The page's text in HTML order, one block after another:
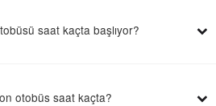
saat kaçta başlıyor?
otobüs saat kaçta?